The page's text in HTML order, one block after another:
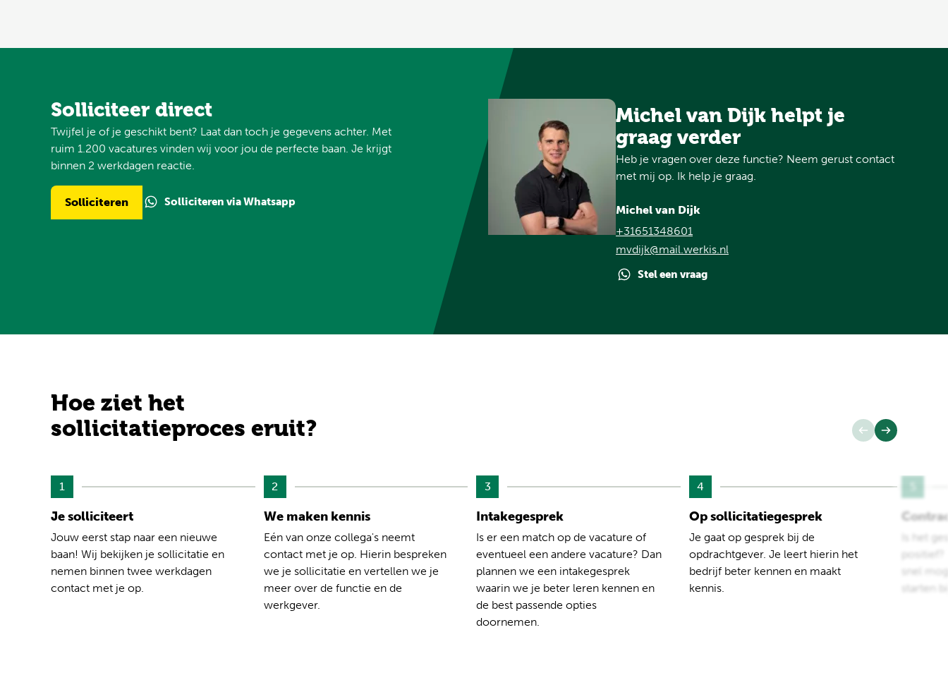
Solliciteer direct
Twijfel je of je geschikt bent? Laat dan toch je gegevens achter. Met
ruim 1.200 vacatures vinden wij voor jou de perfecte baan. Je krijgt
binnen 2 werkdagen reactie.
Solliciteren Solliciteren via Whatsapp
Michel van Dijk helpt je
graag verder
Heb je vragen over deze functie? Neem gerust contact
met mij op. Ik help je graag.
Michel van Dijk
+31651348601
mvdijk@mail.werkis.nl
Stel een vraag
Hoe ziet het
sollicitatieproces eruit?
1
Je solliciteert
Jouw eerst stap naar een nieuwe
baan! Wij bekijken je sollicitatie en
nemen binnen twee werkdagen
contact met je op.
2
We maken kennis
Eén van onze collega's neemt
contact met je op. Hierin bespreken
we je sollicitatie en vertellen we je
meer over de functie en de
werkgever.
3
Intakegesprek
Is er een match op de vacature of
eventueel een andere vacature? Dan
plannen we een intakegesprek
waarin we je beter leren kennen en
de best passende opties
doornemen.
4
Op sollicitatiegesprek
Je gaat op gesprek bij de
opdrachtgever. Je leert hierin het
bedrijf beter kennen en maakt
kennis.
Is het
snel
starten